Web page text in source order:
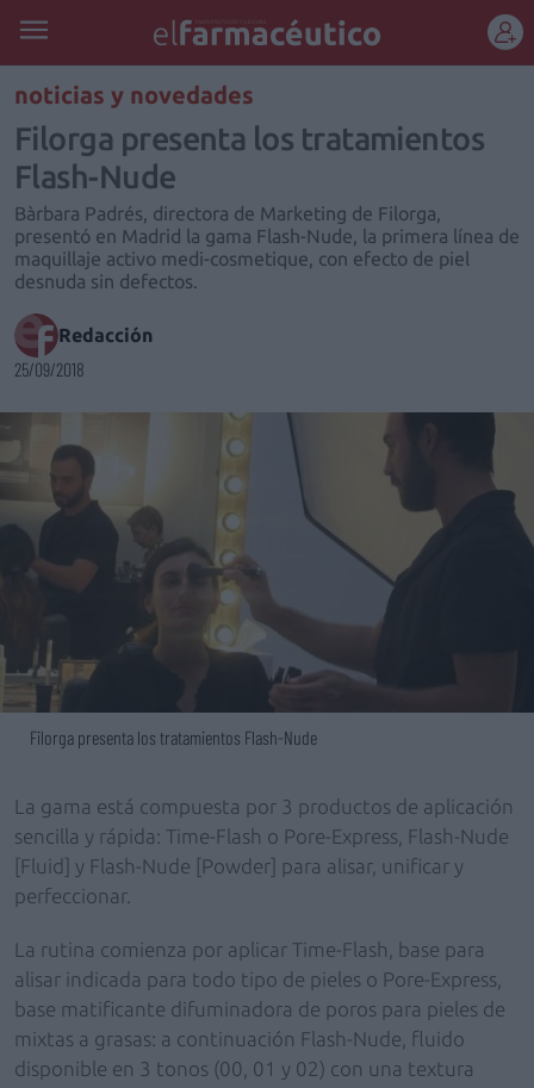
REGÍSTRATE
noticias y novedades
Filorga presenta los tratamientos
Flash-Nude
Bàrbara Padrés, directora de Marketing de Filorga,
presentó en Madrid la gama Flash-Nude, la primera línea de
maquillaje activo medi-cosmetique, con efecto de piel
desnuda sin defectos.
Redacción
25/09/2018
Filorga presenta los tratamientos Flash-Nude
La gama está compuesta por 3 productos de aplicación
sencilla y rápida: Time-Flash o Pore-Express, Flash-Nude
[Fluid] y Flash-Nude [Powder] para alisar, unificar y
perfeccionar.
La rutina comienza por aplicar Time-Flash, base para
alisar indicada para todo tipo de pieles o Pore-Express,
base matificante difuminadora de poros para pieles de
mixtas a grasas: a continuación Flash-Nude, fluido
disponible en 3 tonos (00, 01 y 02) con una textura